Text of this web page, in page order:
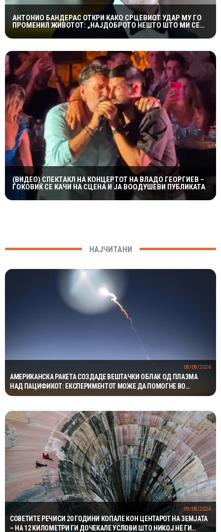
АНТОНИО БАНДЕРАС ОТКРИ КАКО СРЦЕВИОТ УДАР МУ ГО
ПРОМЕНИЛ ЖИВОТОТ: „НАЈДОБРОТО НЕШТО ШТО МИ СЕ
СЛУЧИЛО“
(ВИДЕО) СПЕКТАКЛ НА КОНЦЕРТОТ НА ВЛАДО ГЕОРГИЕВ –
ЃОКОВИЌ СЕ КАЧИ НА СЦЕНА И ЈА ВООДУШЕВИ ПУБЛИКАТА
НАЈЧИТАНИ
АМЕРИКАНСКА РАКЕТА СОЗДАДЕ ВЕШТАЧКИ ОБЛАК ОД ПЛАЗМА
НАД ПАЦИФИКОТ: ЕКСПЕРИМЕНТОТ МОЖЕ ДА ПОМОГНЕ ВО
ЗАШТИТАТА НА САТЕЛИТИТЕ
08/08/2026
СОВЕТИТЕ РЕЧИСИ 20 ГОДИНИ КОПАЛЕ КОН ЦЕНТАРОТ НА ЗЕМЈАТА
– НА 12 КИЛОМЕТРИ ГИ ДОЧЕКАЛЕ УСЛОВИ ШТО НИКОЈ НЕ ГИ
09/08/2026